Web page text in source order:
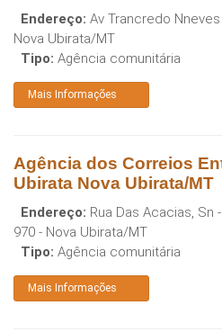
Endereço: Av Trancredo
Nova Ubirata/MT
Tipo: Agência comunitária
Mais Informações
Agência dos Correios
Ubirata Nova Ubirata/MT
Endereço: Rua Das Acacias, Sn
970 - Nova Ubirata/MT
Tipo: Agência comunitária
Mais Informações